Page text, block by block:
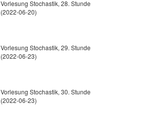
Vorlesung Stochastik, 28. Stunde
(2022-06-20)
Vorlesung Stochastik, 29. Stunde
(2022-06-23)
Vorlesung Stochastik, 30. Stunde
(2022-06-23)